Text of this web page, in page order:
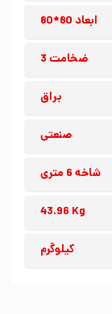
ابعاد 80*80
ضخامت 3
براق
صنعتی
شاخه 6 متری
43.96 Kg
کیلوگرم